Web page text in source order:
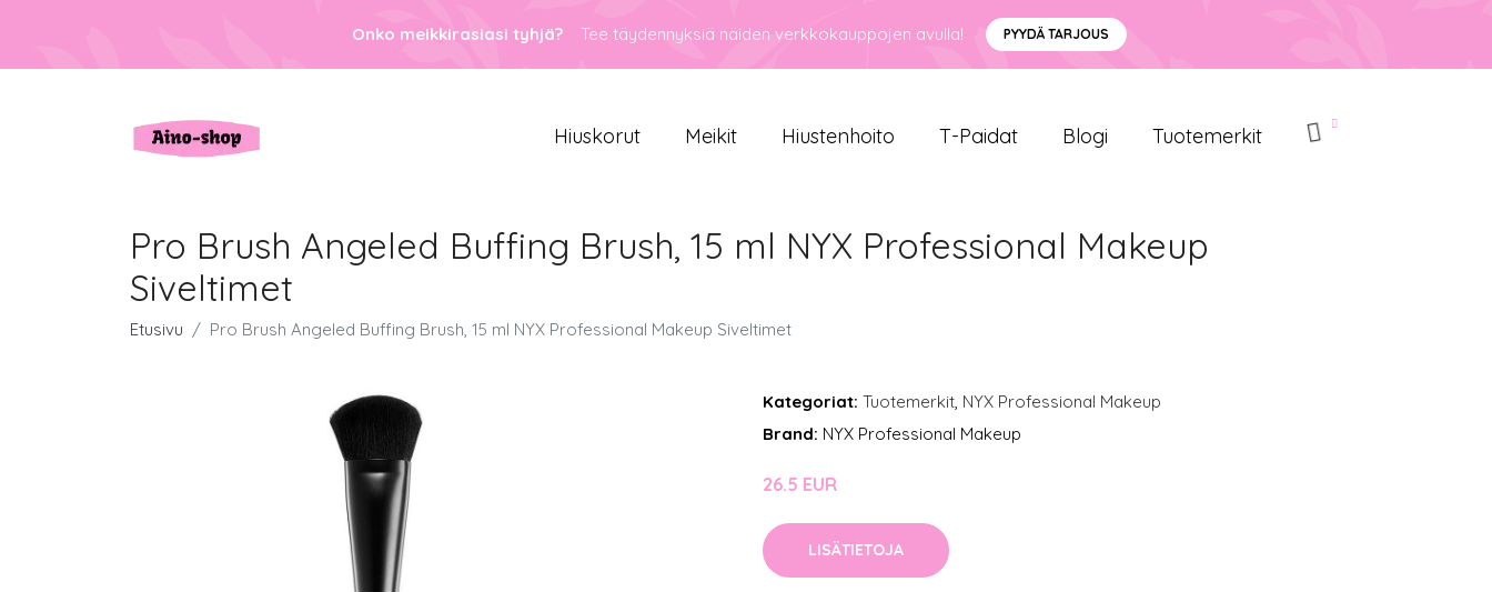
Onko meikkirasiasi tyhjä? Tee täydennyksiä näiden verkkokauppojen avulla! PYYDÄ TARJOUS
Hiuskorut Meikit Hiustenhoito T-Paidat Blogi Tuotemerkit
Pro Brush Angeled Buffing Brush, 15 ml NYX Professional Makeup
Siveltimet
Etusivu Pro Brush Angeled Buffing Brush, 15 ml NYX Professional Makeup Siveltimet
Kategoriat: Tuotemerkit, NYX Professional Makeup
Brand: NYX Professional Makeup
26.5 EUR
LISÄTIETOJA